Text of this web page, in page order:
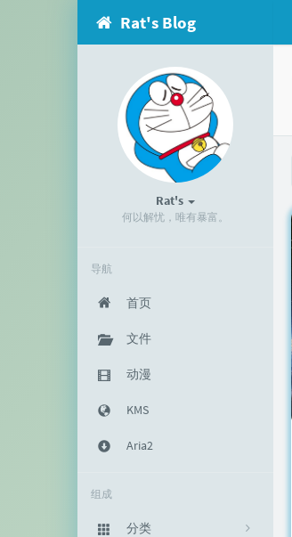
Rat's Blog
Rat's
何以解忧，唯有暴富。
导航
首页
文件
动漫
KMS
Aria2
组成
分类